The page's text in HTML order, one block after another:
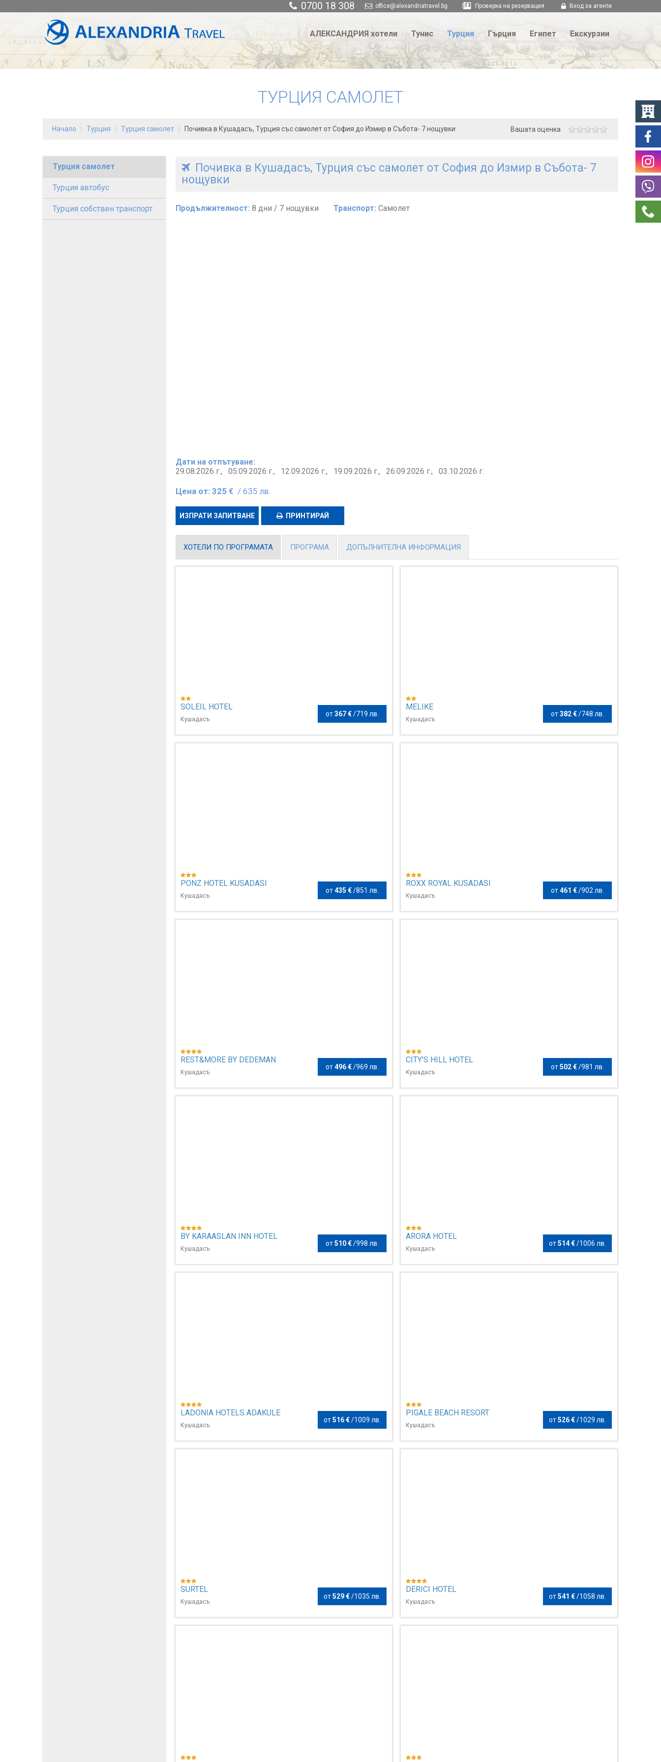
0700 18 308 office@alexandriatravel.bg Проверка на резервация Вход за агенти
АЛЕКСАНДРИЯ хотели Тунис Турция Гърция Египет Екскурзии
ТУРЦИЯ САМОЛЕТ
Начало Турция Турция самолет Почивка в Кушадасъ, Турция със самолет от София до Измир в Събота- 7 нощувки Вашата оценка
Турция самолет
Турция автобус
Турция собствен транспорт
Почивка в Кушадасъ, Турция със самолет от София до Измир в Събота- 7
нощувки
Продължителност: 8 дни / 7 нощувки Транспорт: Самолет
Дати на отпътуване:
29.08.2026 г., 05.09.2026 г., 12.09.2026 г., 19.09.2026 г., 26.09.2026 г., 03.10.2026 г.
Цена от: 325 € / 635 лв.
ИЗПРАТИ ЗАПИТВАНЕ ПРИНТИРАЙ
ХОТЕЛИ ПО ПРОГРАМАТА ПРОГРАМА ДОПЪЛНИТЕЛНА ИНФОРМАЦИЯ
SOLEIL HOTEL
Кушадасъ
от367 € / 719 лв.
MELIKE
Кушадасъ
от382 € / 748 лв.
PONZ HOTEL KUSADASI
Кушадасъ
от435 € /851 лв.
ROXX ROYAL KUSADASI
Кушадасъ
от461 € /902 лв.
REST&MORE BY DEDEMAN
Кушадасъ
от496 € /969 лв.
CITY'S HILL HOTEL
Кушадасъ
от502 € /981 лв.
BY KARAASLAN INN HOTEL
Кушадасъ
от510 € /998 лв.
ARORA HOTEL
Кушадасъ
от514 € / 1006 лв.
LADONIA HOTELS ADAKULE
Кушадасъ
от516 € / 1009 лв.
PIGALE BEACH RESORT
Кушадасъ
от526 € / 1029 лв.
SURTEL
Кушадасъ
от529 € / 1035 лв.
DERICI HOTEL
Кушадасъ
от541 € / 1058 лв.